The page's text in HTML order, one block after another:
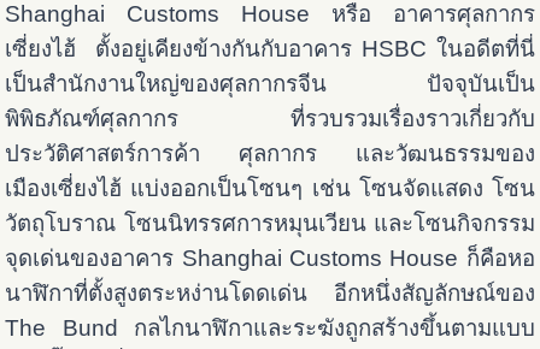
Shanghai Customs House หรือ อาคารศุลกากร
เซี่ยงไฮ้ ตั้งอยู่เคียงข้างกันกับอาคาร HSBC ในอดีตที่นี่
เป็นสำนักงานใหญ่ของศุลกากรจีน ปัจจุบันเป็น
พิพิธภัณฑ์ศุลกากร ที่รวบรวมเรื่องราวเกี่ยวกับ
ประวัติศาสตร์การค้า ศุลกากร และวัฒนธรรมของ
เมืองเซี่ยงไฮ้ แบ่งออกเป็นโซนๆ เช่น โซนจัดแสดง โซน
วัตถุโบราณ โซนนิทรรศการหมุนเวียน และโซนกิจกรรม
จุดเด่นของอาคาร Shanghai Customs House ก็คือหอ
นาฬิกาที่ตั้งสูงตระหง่านโดดเด่น อีกหนึ่งสัญลักษณ์ของ
The Bund กลไกนาฬิกาและระฆังถูกสร้างขึ้นตามแบบ